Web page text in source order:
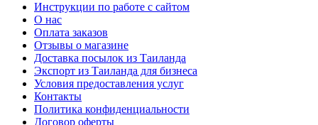
Инструкции по работе с сайтом
О нас
Оплата заказов
Отзывы о магазине
Доставка посылок из Таиланда
Экспорт из Таиланда для бизнеса
Условия предоставления услуг
Контакты
Политика конфиденциальности
Договор оферты